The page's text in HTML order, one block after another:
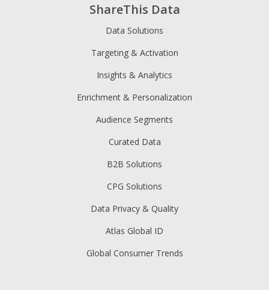
ShareThis Data
Data Solutions
Targeting & Activation
Insights & Analytics
Enrichment & Personalization
Audience Segments
Curated Data
B2B Solutions
CPG Solutions
Data Privacy & Quality
Atlas Global ID
Global Consumer Trends